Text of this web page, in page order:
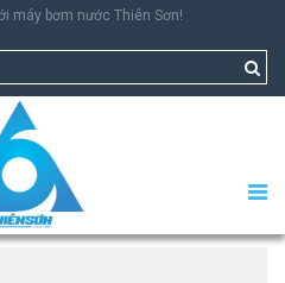
máy bơm nước Thiên Sơn!